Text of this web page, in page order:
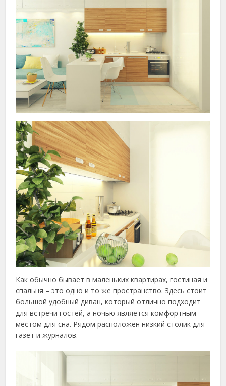
Как обычно бывает в маленьких квартирах, гостиная и
спальня – это одно и то же пространство. Здесь стоит
большой удобный диван, который отлично подходит
для встречи гостей, а ночью является комфортным
местом для сна. Рядом расположен низкий столик для
газет и журналов.